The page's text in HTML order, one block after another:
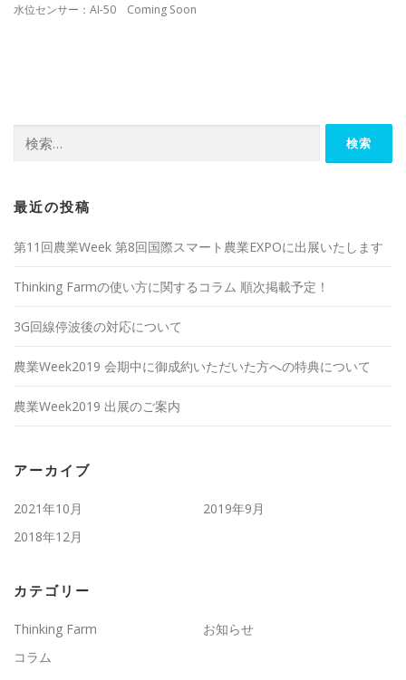
水位センサー：AI-50 Coming Soon
索:
最近の投稿
第11回農業Week 第8回国際スマート農業EXPOに出展いたします
Thinking Farmの使い方に関するコラム 順次掲載予定！
3G回線停波後の対応について
農業Week2019 会期中に御成約いただいた方への特典について
農業Week2019 出展のご案内
アーカイブ
2021年10月
2019年9月
2018年12月
カテゴリー
Thinking Farm
お知らせ
コラム